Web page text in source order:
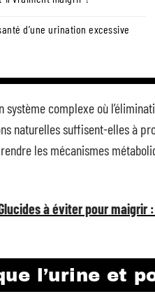
d’une urination excessive
système complexe où
naturelles suffisent-elles à
les mécanismes
à éviter pour maigrir
l’urine et